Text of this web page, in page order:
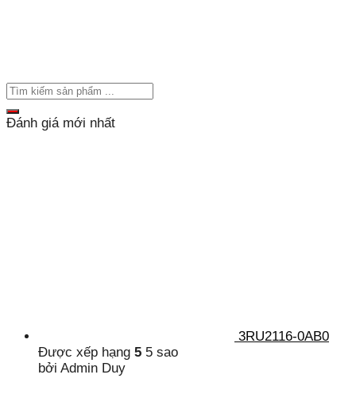
Đánh giá mới nhất
3RU2116-0AB0
Được xếp hạng 5 5 sao
bởi Admin Duy